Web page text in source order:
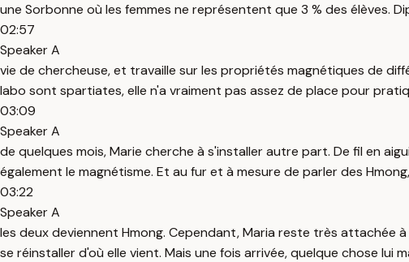
une Sorbonne où les femmes ne représentent que 3 % des élèves.
02:57
Speaker A
vie de chercheuse, et travaille sur les propriétés magnétiques de
labo sont spartiates, elle n'a vraiment pas assez de place pour
03:09
Speaker A
de quelques mois, Marie cherche à s'installer autre part. De fil en
également le magnétisme. Et au fur et à mesure de parler des Hmong,
03:22
Speaker A
les deux deviennent Hmong. Cependant, Maria reste très attachée
se réinstaller d'où elle vient. Mais une fois arrivée, quelque chose lui